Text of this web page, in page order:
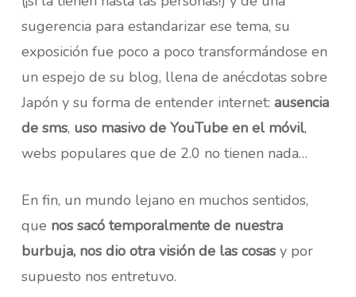
sugerencia para estandarizar ese tema, su
exposición fue poco a poco transformándose en
un espejo de su blog, llena de anécdotas sobre
Japón y su forma de entender internet: ausencia
de sms, uso masivo de YouTube en el móvil,
webs populares que de 2.0 no tienen nada…
En fin, un mundo lejano en muchos sentidos,
que nos sacó temporalmente de nuestra
burbuja, nos dio otra visión de las cosasy por
supuesto nos entretuvo.